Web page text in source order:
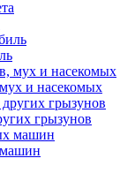
и насекомых
грызунов
машин